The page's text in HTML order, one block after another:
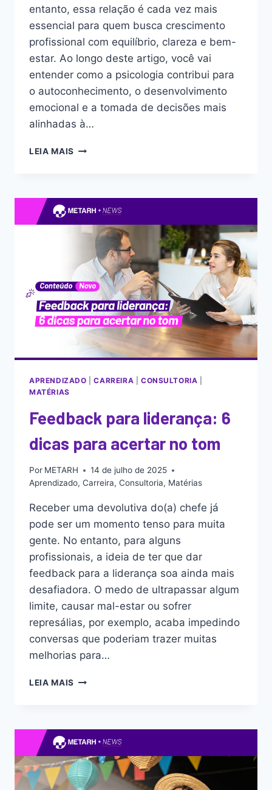
entanto, essa relação é cada vez mais
essencial para quem busca crescimento
profissional com equilíbrio, clareza e bem-
estar. Ao longo deste artigo, você vai
entender como a psicologia contribui para
o autoconhecimento, o desenvolvimento
emocional e a tomada de decisões mais
alinhadas à…
LEIA MAIS
APRENDIZADO |CARREIRA CONSULTORIA
MATÉRIAS
Feedback para liderança: 6
dicas para acertar no tom
Por METARH
14 de julho de 2025
Aprendizado, Carreira, Consultoria, Matérias
Receber uma devolutiva do(a) chefe já
pode ser um momento tenso para muita
gente. No entanto, para alguns
profissionais, a ideia de ter que dar
feedback para a liderança soa ainda mais
desafiadora. O medo de ultrapassar algum
limite, causar mal-estar ou sofrer
represálias, por exemplo, acaba impedindo
conversas que poderiam trazer muitas
melhorias para…
LEIA MAIS